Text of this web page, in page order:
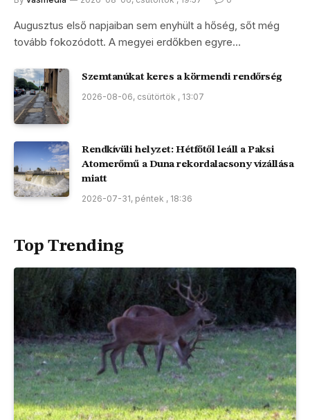
Augusztus első napjaiban sem enyhült a hőség, sőt még
tovább fokozódott. A megyei erdőkben egyre…
Szemtanúkat keres a körmendi rendőrség
2026-08-06, csütörtök , 13:07
Rendkívüli helyzet: Hétfőtől leáll a Paksi
Atomerőmű a Duna rekordalacsony vízállása
miatt
2026-07-31, péntek , 18:36
Top Trending